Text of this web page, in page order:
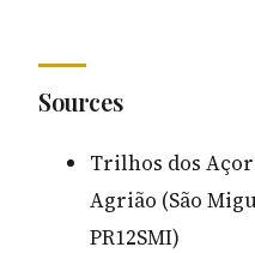
Sources
Trilhos dos
Agrião (São
PR12SMI)